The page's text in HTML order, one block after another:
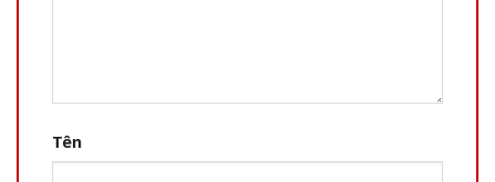
Tên